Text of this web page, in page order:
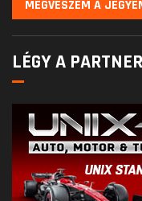
MEGVESZEM A
LÉGY A